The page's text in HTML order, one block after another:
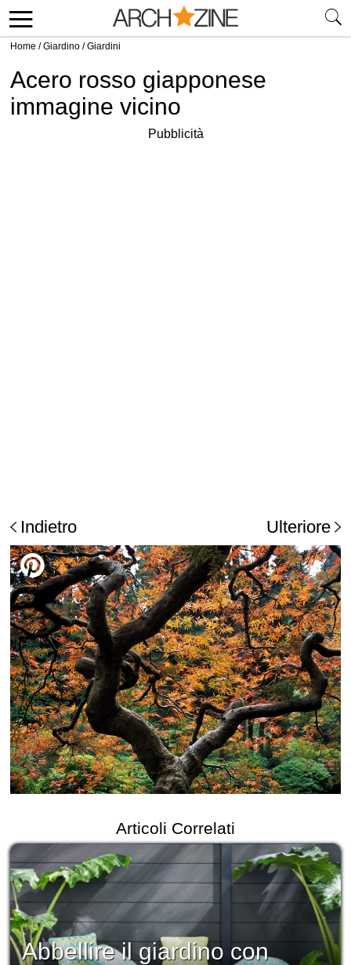
Home /Giardino /Giardini
Acero rosso giapponese
immagine vicino
Pubblicità
Indietro Ulteriore
Articoli Correlati
Abbellire il giardino con